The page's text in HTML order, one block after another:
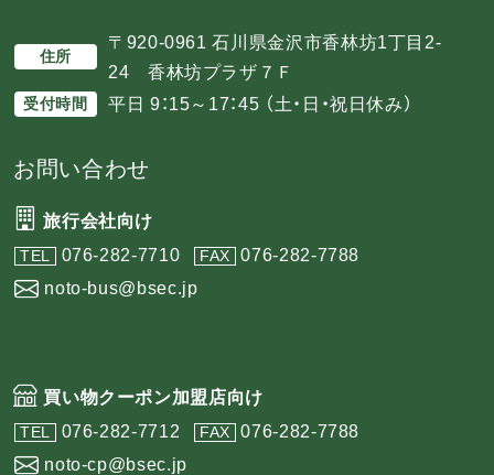
住所
〒920-0961 石川県金沢市香林坊1丁目2-
24 香林坊プラザ７Ｆ
受付時間 平日 9：15～17：45 （土・日・祝日休み）
お問い合わせ
旅行会社向け
TEL 076-282-7710 FAX
076-282-7788
noto-bus@bsec.jp
買い物クーポン加盟店向け
TEL 076-282-7712 FAX
076-282-7788
noto-cp@bsec.jp